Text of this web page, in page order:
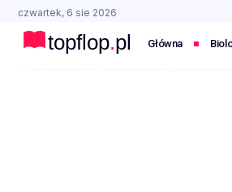
czwartek, 6 sie 2026
Główna